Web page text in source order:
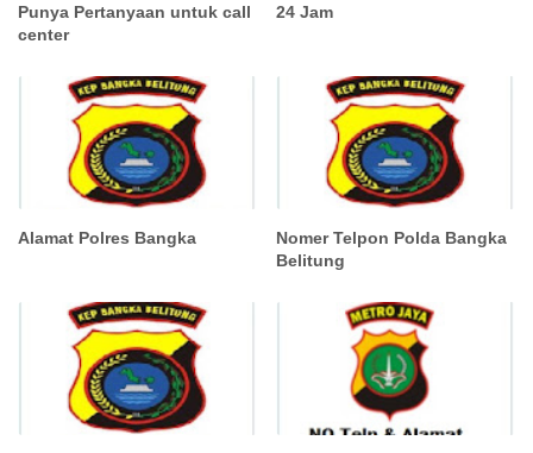
Punya Pertanyaan untuk call
center
24 Jam
Alamat Polres Bangka
Nomer Telpon Polda Bangka
Belitung